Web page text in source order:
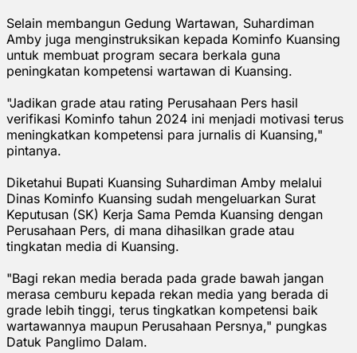
Selain membangun Gedung Wartawan, Suhardiman
Amby juga menginstruksikan kepada Kominfo Kuansing
untuk membuat program secara berkala guna
peningkatan kompetensi wartawan di Kuansing.
"Jadikan grade atau rating Perusahaan Pers hasil
verifikasi Kominfo tahun 2024 ini menjadi motivasi terus
meningkatkan kompetensi para jurnalis di Kuansing,"
pintanya.
Diketahui Bupati Kuansing Suhardiman Amby melalui
Dinas Kominfo Kuansing sudah mengeluarkan Surat
Keputusan (SK) Kerja Sama Pemda Kuansing dengan
Perusahaan Pers, di mana dihasilkan grade atau
tingkatan media di Kuansing.
"Bagi rekan media berada pada grade bawah jangan
merasa cemburu kepada rekan media yang berada di
grade lebih tinggi, terus tingkatkan kompetensi baik
wartawannya maupun Perusahaan Persnya," pungkas
Datuk Panglimo Dalam.